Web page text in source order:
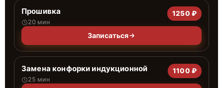
Прошивка
20 мин
1250 ₽
Записаться
Замена конфорки индукционной
25 мин
1100 ₽